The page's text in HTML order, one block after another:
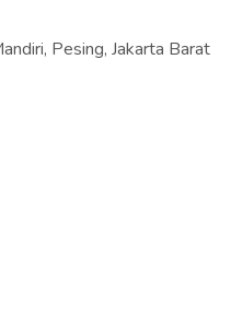
Pesing, Jakarta Barat